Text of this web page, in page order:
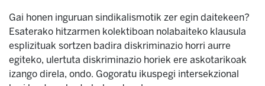
Gai honen inguruan sindikalismotik zer egin daitekeen?
Esaterako hitzarmen kolektiboan nolabaiteko klausula
esplizituak sortzen badira diskriminazio horri aurre
egiteko, ulertuta diskriminazio horiek ere askotarikoak
izango direla, ondo. Gogoratu ikuspegi intersekzional